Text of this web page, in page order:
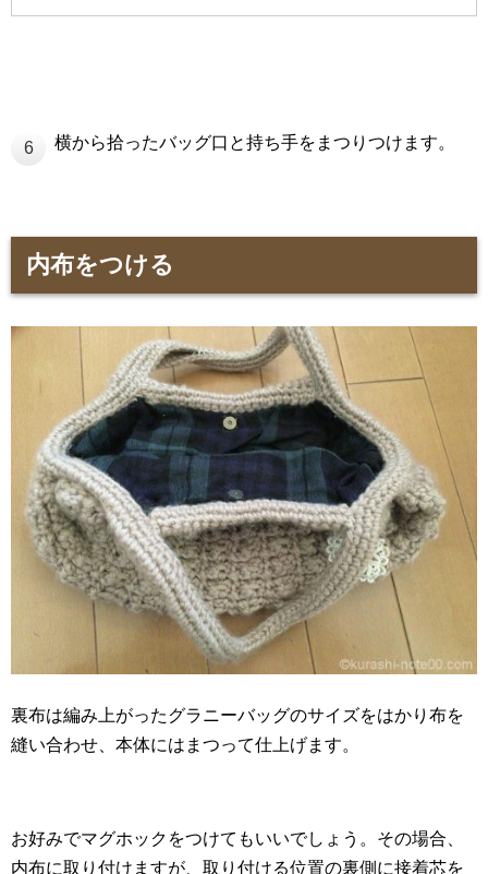
6 横から拾ったバッグ口と持ち手をまつりつけます。
内布をつける
裏布は編み上がったグラニーバッグのサイズをはかり布を
縫い合わせ、本体にはまつって仕上げます。
お好みでマグホックをつけてもいいでしょう。その場合、
内布に取り付けますが、取り付ける位置の裏側に接着芯を